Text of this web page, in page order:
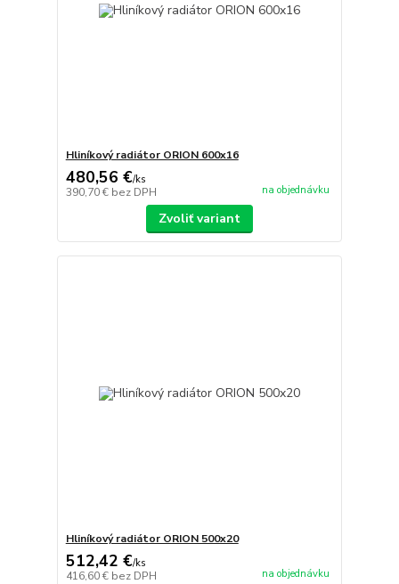
Hliníkový radiátor ORION 600x16
480,56 €/ks
390,70 € bez DPH na objednávku
Zvoliť variant
Hliníkový radiátor ORION 500x20
512,42 €/ks
416,60 € bez DPH na objednávku